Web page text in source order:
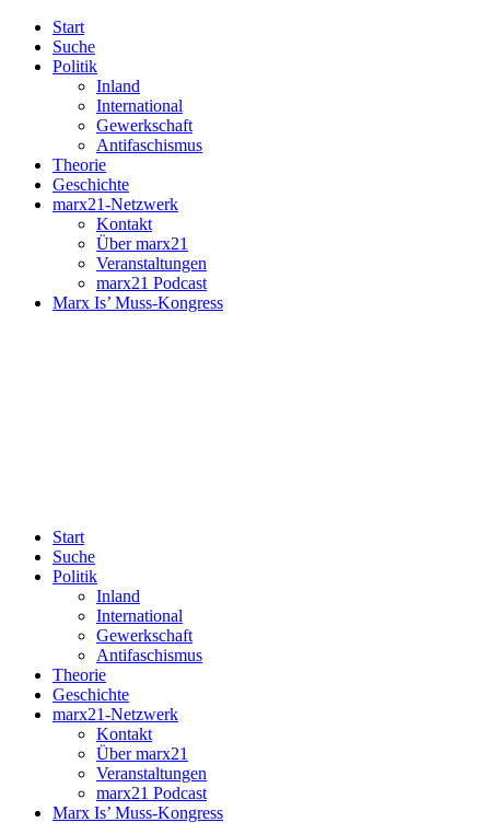
Start
Suche
Politik
Inland
International
Gewerkschaft
Antifaschismus
Theorie
Geschichte
marx21-Netzwerk
Kontakt
Über marx21
Veranstaltungen
marx21 Podcast
Marx Is’ Muss-Kongress
Start
Suche
Politik
Inland
International
Gewerkschaft
Antifaschismus
Theorie
Geschichte
marx21-Netzwerk
Kontakt
Über marx21
Veranstaltungen
marx21 Podcast
Marx Is’ Muss-Kongress